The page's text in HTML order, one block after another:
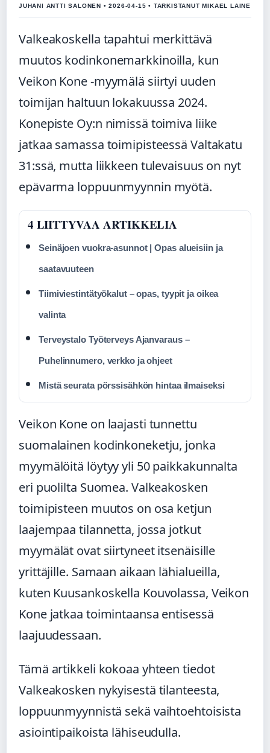
JUHANI ANTTI SALONEN • 2026-04-15 • TARKISTANUT MIKAEL LAINE
Valkeakoskella tapahtui merkittävä
muutos kodinkonemarkkinoilla, kun
Veikon Kone -myymälä siirtyi uuden
toimijan haltuun lokakuussa 2024.
Konepiste Oy:n nimissä toimiva liike
jatkaa samassa toimipisteessä Valtakatu
31:ssä, mutta liikkeen tulevaisuus on nyt
epävarma loppuunmyynnin myötä.
4 LIITTYVAA ARTIKKELIA
Seinäjoen vuokra-asunnot | Opas alueisiin ja
saatavuuteen
Tiimiviestintätyökalut – opas, tyypit ja oikea
valinta
Terveystalo Työterveys Ajanvaraus –
Puhelinnumero, verkko ja ohjeet
Mistä seurata pörssisähkön hintaa ilmaiseksi
Veikon Kone on laajasti tunnettu
suomalainen kodinkoneketju, jonka
myymälöitä löytyy yli 50 paikkakunnalta
eri puolilta Suomea. Valkeakosken
toimipisteen muutos on osa ketjun
laajempaa tilannetta, jossa jotkut
myymälät ovat siirtyneet itsenäisille
yrittäjille. Samaan aikaan lähialueilla,
kuten Kuusankoskella Kouvolassa, Veikon
Kone jatkaa toimintaansa entisessä
laajuudessaan.
Tämä artikkeli kokoaa yhteen tiedot
Valkeakosken nykyisestä tilanteesta,
loppuunmyynnistä sekä vaihtoehtoisista
asiointipaikoista lähiseudulla.